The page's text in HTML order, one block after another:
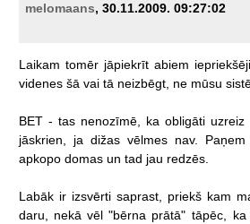
melomaans, 30.11.2009. 09:27:02
Laikam tomēr jāpiekrīt abiem
videnes šā vai tā neizbēgt, ne mūsu
BET - tas nenozīmē, ka obligāti uzreiz
jāskrien,
ja dižas vēlmes nav. Paņem
apkopo domas un tad jau redzēs.
Labāk ir izsvērti saprast, priekš kam
daru,
nekā vēl "bērna prātā" tāpēc, ka